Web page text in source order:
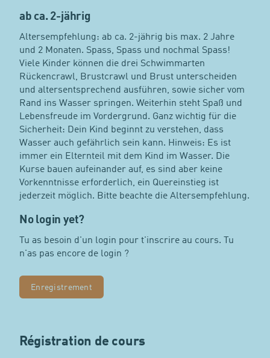
ab ca. 2-jährig
Altersempfehlung: ab ca. 2-jährig bis max. 2 Jahre
und 2 Monaten. Spass, Spass und nochmal Spass!
Viele Kinder können die drei Schwimmarten
Rückencrawl, Brustcrawl und Brust unterscheiden
und altersentsprechend ausführen, sowie sicher vom
Rand ins Wasser springen. Weiterhin steht Spaß und
Lebensfreude im Vordergrund. Ganz wichtig für die
Sicherheit: Dein Kind beginnt zu verstehen, dass
Wasser auch gefährlich sein kann. Hinweis: Es ist
immer ein Elternteil mit dem Kind im Wasser. Die
Kurse bauen aufeinander auf, es sind aber keine
Vorkenntnisse erforderlich, ein Quereinstieg ist
jederzeit möglich. Bitte beachte die Altersempfehlung.
No login yet?
Tu as besoin d'un login pour t'inscrire au cours. Tu
n'as pas encore de login ?
Enregistrement
Régistration de cours